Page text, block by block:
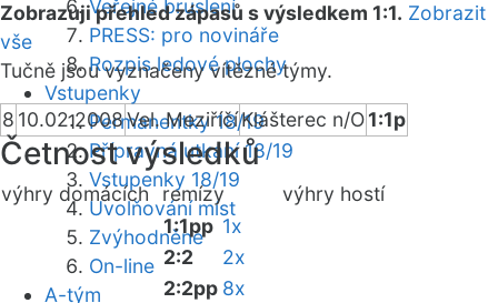
Veřejné bruslení
PRESS: pro novináře
Rozpis ledové plochy
Vstupenky
Permanentky 18/19
Přípravná utkání 18/19
Vstupenky 18/19
Uvolňování míst
Zvýhodněné
On-line
A-tým
Zobrazuji přehled zápasů s výsledkem 1:1. Zobrazit
vše
Tučně jsou vyznačeny vítězné týmy.
8 10.02.2008Vel. MeziříčíKlášterec n/O1:1p
Četnost výsledků
výhry domácích remízy výhry hostí
1:1pp 1x
2:2
2x
2:2pp 8x